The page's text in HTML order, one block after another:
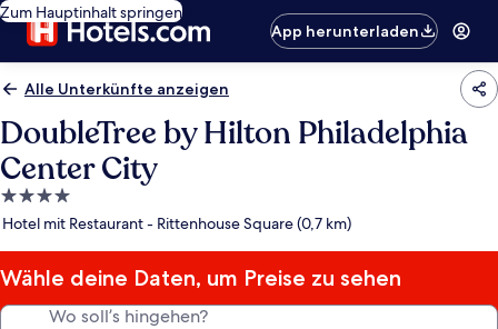
Zum Hauptinhalt springen
App herunterladen
Alle Unterkünfte anzeigen
DoubleTree by Hilton Philadelphia
Center City
4.0-
Sterne-
Hotel mit Restaurant - Rittenhouse Square (0,7 km)
Wähle deine Daten, um Preise zu sehen
Wo soll’s hingehen?